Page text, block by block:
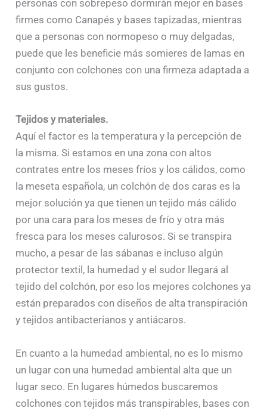
personas con sobrepeso dormirán mejor en bases
firmes como Canapés y bases tapizadas, mientras
que a personas con normopeso o muy delgadas,
puede que les beneficie más somieres de lamas en
conjunto con colchones con una firmeza adaptada a
sus gustos.
Tejidos y materiales.
Aquí el factor es la temperatura y la percepción de
la misma. Si estamos en una zona con altos
contrates entre los meses fríos y los cálidos, como
la meseta española, un colchón de dos caras es la
mejor solución ya que tienen un tejido más cálido
por una cara para los meses de frío y otra más
fresca para los meses calurosos. Si se transpira
mucho, a pesar de las sábanas e incluso algún
protector textil, la humedad y el sudor llegará al
tejido del colchón, por eso los mejores colchones ya
están preparados con diseños de alta transpiración
y tejidos antibacterianos y antiácaros.
En cuanto a la humedad ambiental, no es lo mismo
un lugar con una humedad ambiental alta que un
lugar seco. En lugares húmedos buscaremos
colchones con tejidos más transpirables, bases con